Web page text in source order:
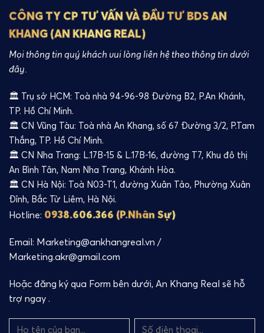
CÔNG TY CP TƯ VẤN VÀ ĐẦU TƯ BDS AN
KHANG (AN KHANG REAL)
Mọi thông tin quý khách vui lòng liên hệ theo thông tin dưới
đây.
🏛️ Trụ sở HCM: Toà nhà 94-96-98 Đường B2, P.An Khánh,
TP. Hồ Chí Minh.
🏛️ CN Vũng Tàu: Toà nhà An Khang, số 67 Đường 3/2, P.Tam
Thắng, TP. Hồ Chí Minh.
🏛️ CN Nha Trang: L.17B-15 & L.17B-16, đường T7, Khu đô thị
An Bình Tân, Nam Nha Trang, Khánh Hòa.
🏛️ CN Hà Nội: Toà N03-T1, đường Xuân Tảo, Phường Xuân
Đỉnh, Bắc Từ Liêm, Hà Nội.
Hotline: 0938.606.366 (P.Nhân Sự)
Email: Marketing@ankhangreal.vn /
Marketing.akr@gmail.com
Hoặc đăng ký qua Form bên dưới, An Khang Real sẽ hỗ
trợ ngay .